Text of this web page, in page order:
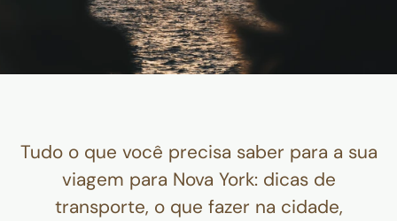
Tudo o que você precisa saber para a sua
viagem para Nova York: dicas de
transporte, o que fazer na cidade,